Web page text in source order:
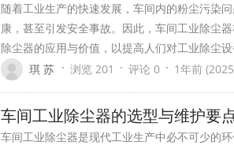
随着工业生产的快速发展，车间内的粉尘污染
康，甚至引发安全事故。因此，车间工业除尘
除尘器的应用与价值，以提高人们对工业除尘设
琪 苏 · 浏览 201 · 评论 0 · 1年前
车间工业除尘器的选型与维护要
车间工业除尘器是现代工业生产中必不可少的